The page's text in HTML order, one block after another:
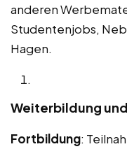
anderen
Studentenjobs,
Hagen.
Weiterbildung
Fortbildung: